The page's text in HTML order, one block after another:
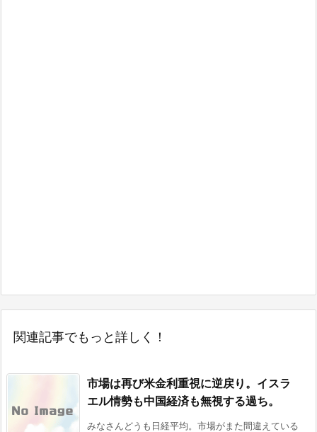
関連記事でもっと詳しく！
市場は再び米金利重視に逆戻り。イスラ
エル情勢も中国経済も無視する過ち。
みなさんどうも日経平均。市場がまた間違えている